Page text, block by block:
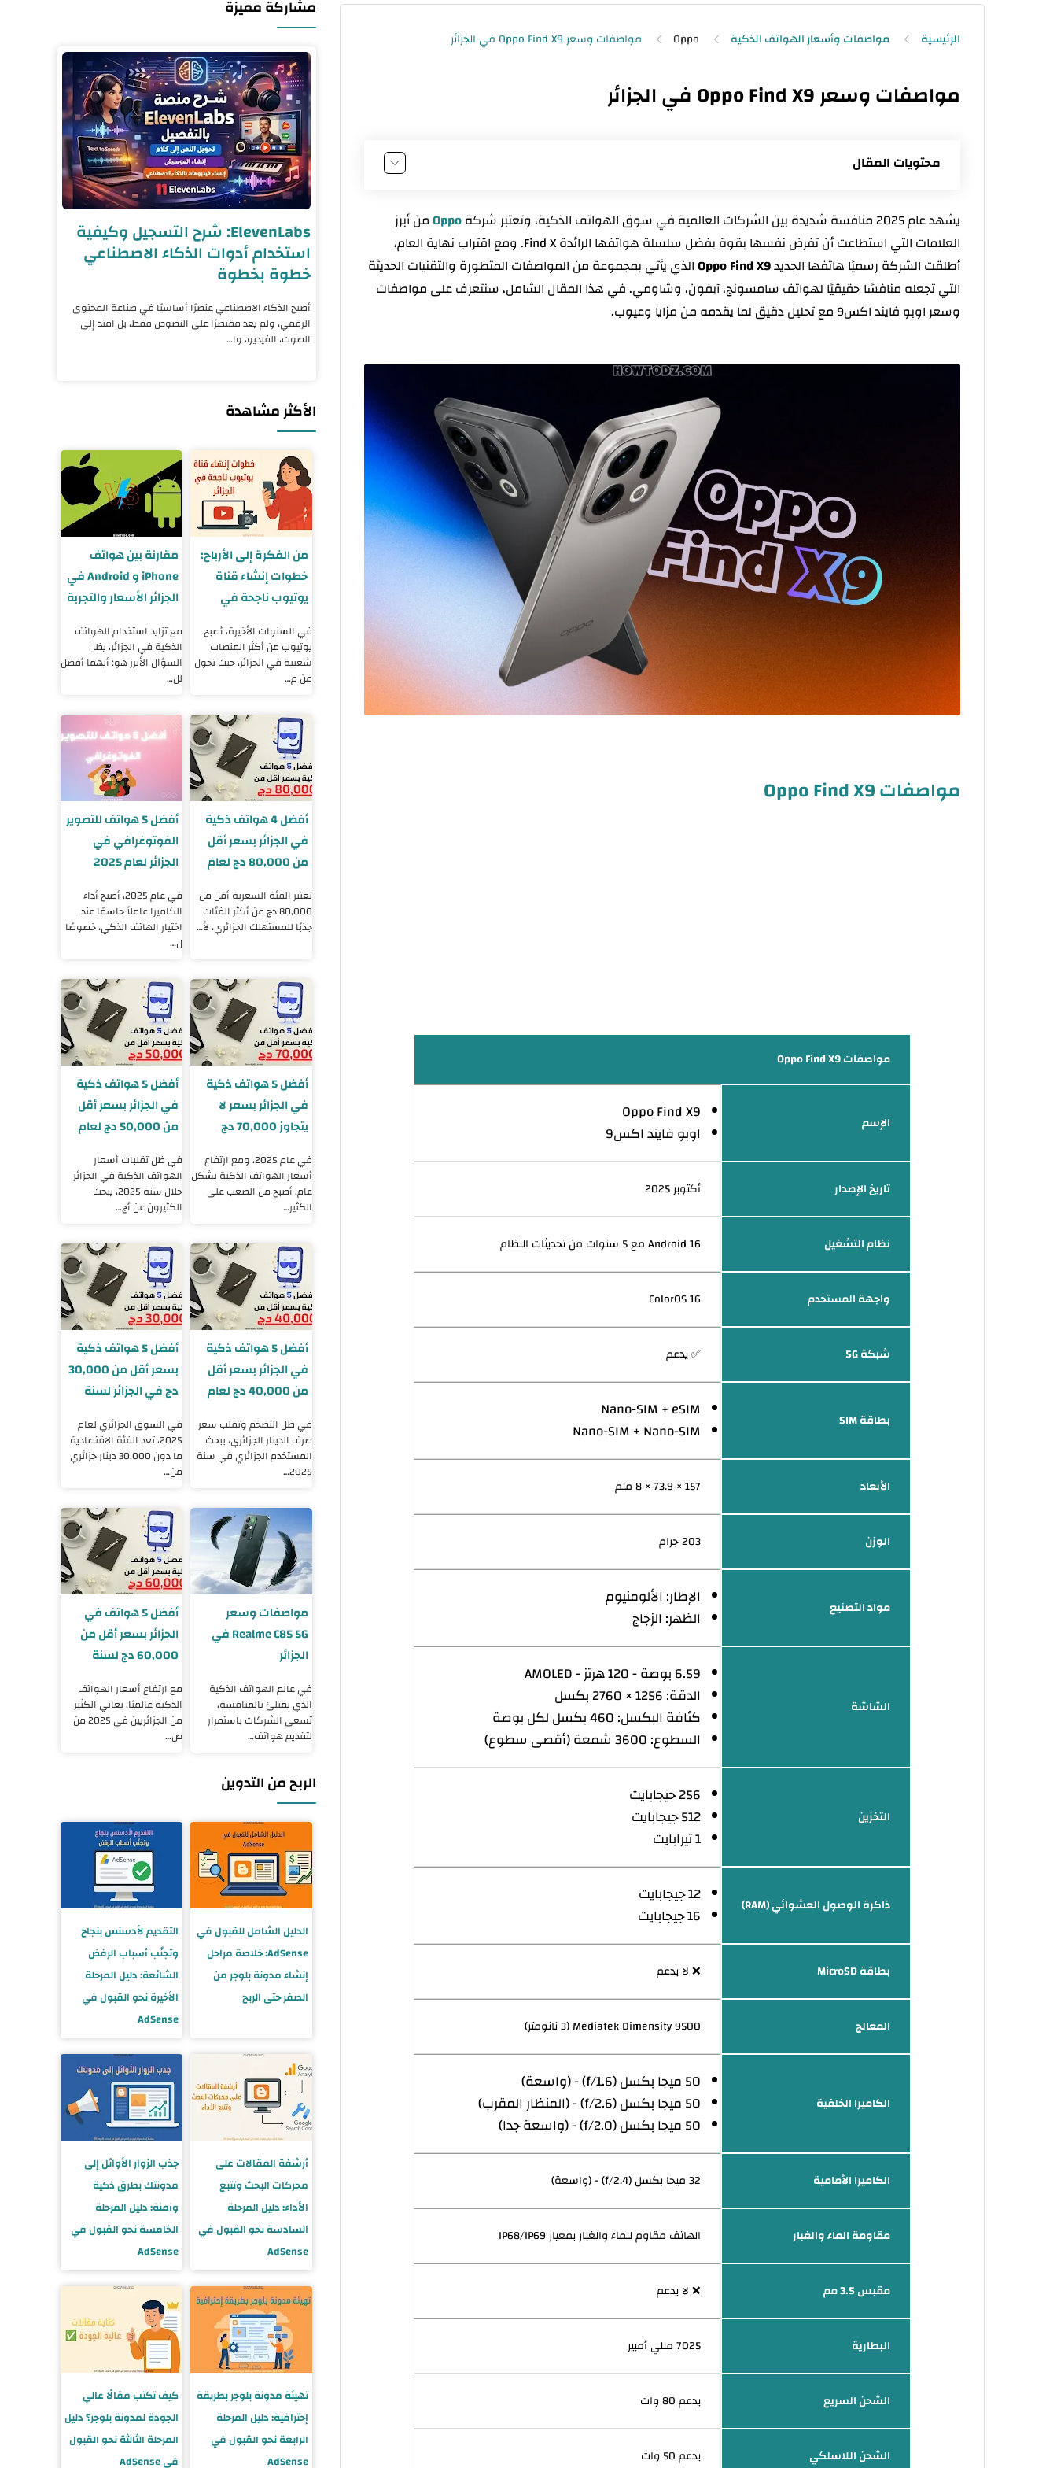
الرئيسية مواصفات وأسعار الهواتف الذكية Oppo
مواصفات وسعر Oppo Find X9 في الجزائر
محتويات المقال
تصميم الهاتف وجودة التصنيع
الشاشة والأداء البصري
الأداء والمعالج
البطارية وسرعة الشحن
يشهد عام 2025 منافسة شديدة بين الشركات العالمية في سوق الهواتف الذكية، وتعتبر شركة Oppoمن أبرز
العلامات التي استطاعت أن تفرض نفسها بقوة بفضل سلسلة هواتفها الرائدة Find X. ومع اقتراب نهاية العام،
أطلقت الشركة رسميًا هاتفها الجديدOppo Find X9الذي يأتي بمجموعة من المواصفات المتطورة والتقنيات الحديثة
التي تجعله منافسًا حقيقيًا لهواتف سامسونج، آيفون، وشاومي. في هذا المقال الشامل، سنتعرف على مواصفات
وسعر اوبو فايند اكس9 مع تحليل دقيق لما يقدمه من مزايا وعيوب.
مواصفات Oppo Find X9
مواصفات Oppo Find X9
الإسم
Oppo Find X9
اوبو فايند اكس9
تاريخ الإصدار أكتوبر 2025
نظام التشغيل Android 16 مع 5 سنوات من تحديثات النظام
واجهة المستخدم ColorOS 16
شبكة 5G ✅ يدعم
بطاقة SIM
Nano-SIM + eSIM
Nano-SIM + Nano-SIM
الأبعاد 157 × 73.9 × 8 ملم
الوزن 203 جرام
مواد التصنيع
الإطار: الألومنيوم
الظهر: الزجاج
الشاشة
6.59 بوصة - 120 هرتز - AMOLED
الدقة: 1256 × 2760 بكسل
كثافة البكسل: 460 بكسل لكل بوصة
السطوع: 3600 شمعة (أقصى سطوع)
التخزين
256 جيجابايت
512 جيجابايت
1 تيرابايت
ذاكرة الوصول العشوائي (RAM)
12 جيجابايت
16 جيجابايت
بطاقة MicroSD ❌ لا يدعم
المعالج Mediatek Dimensity 9500 (3 نانومتر)
الكاميرا الخلفية
50 ميجا بكسل (f/1.6) - (واسعة)
50 ميجا بكسل (f/2.6) - (المنظار المقرب)
50 ميجا بكسل (f/2.0) - (واسعة جدا)
الكاميرا الأمامية 32 ميجا بكسل (f/2.4) - (واسعة)
مقاومة الماء والغبار الهاتف مقاوم للماء والغبار بمعيار IP68/IP69
مقبس 3.5 مم ❌ لا يدعم
البطارية 7025 مللي أمبير
الشحن السريع يدعم 80 وات
الشحن اللاسلكي يدعم 50 وات
مشاركة مميزة
ElevenLabs: شرح التسجيل وكيفية
استخدام أدوات الذكاء الاصطناعي
خطوة بخطوة
أصبح الذكاء الاصطناعي عنصرًا أساسيًا في صناعة المحتوى
الرقمي، ولم يعد مقتصرًا على النصوص فقط، بل امتد إلى
الصوت، الفيديو، وا…
الأكثر مشاهدة
من الفكرة إلى الأرباح:
خطوات إنشاء قناة
يوتيوب ناجحة في
في السنوات الأخيرة، أصبح
يوتيوب من أكثر المنصات
شعبية في الجزائر، حيث تحول
من م…
مقارنة بين هواتف
iPhone و Android في
الجزائر الأسعار والتجربة
مع تزايد استخدام الهواتف
الذكية في الجزائر، يظل
السؤال الأبرز هو: أيهما أفضل
لل…
أفضل 4 هواتف ذكية
في الجزائر بسعر أقل
من 80,000 دج لعام
تعتبر الفئة السعرية أقل من
80,000 دج من أكثر الفئات
جذبًا للمستهلك الجزائري، لأ…
أفضل 5 هواتف للتصوير
الفوتوغرافي في
الجزائر لعام 2025
في عام 2025، أصبح أداء
الكاميرا عاملاً حاسمًا عند
اختيار الهاتف الذكي، خصوصًا
ل…
أفضل 5 هواتف ذكية
في الجزائر بسعر لا
يتجاوز 70,000 دج
في عام 2025، ومع ارتفاع
أسعار الهواتف الذكية بشكل
عام، أصبح من الصعب على
الكثير…
أفضل 5 هواتف ذكية
في الجزائر بسعر أقل
من 50,000 دج لعام
في ظل تقلبات أسعار
الهواتف الذكية في الجزائر
خلال سنة 2025، يبحث
الكثيرون عن أج…
أفضل 5 هواتف ذكية
في الجزائر بسعر أقل
من 40,000 دج لعام
في ظل التضخم وتقلب سعر
صرف الدينار الجزائري، يبحث
المستخدم الجزائري في سنة
2025…
أفضل 5 هواتف ذكية
بسعر أقل من 30,000
دج في الجزائر لسنة
في السوق الجزائري لعام
2025، تعد الفئة الاقتصادية
ما دون 30,000 دينار جزائري
من…
مواصفات وسعر
Realme C85 5G في
الجزائر
في عالم الهواتف الذكية
الذي يمتلئ بالمنافسة،
تسعى الشركات باستمرار
لتقديم هواتف…
أفضل 5 هواتف في
الجزائر بسعر أقل من
60,000 دج لسنة
مع ارتفاع أسعار الهواتف
الذكية عالميًا، يعاني الكثير
من الجزائريين في 2025 من
ص…
الربح من التدوين
الدليل الشامل للقبول في
AdSense: خلاصة مراحل
إنشاء مدونة بلوجر من
الصفر حتى الربح
التقديم لأدسنس بنجاح
وتجنّب أسباب الرفض
الشائعة: دليل المرحلة
الأخيرة نحو القبول في
AdSense
أرشفة المقالات على
محركات البحث وتتبع
الأداء: دليل المرحلة
السادسة نحو القبول في
AdSense
جذب الزوار الأوائل إلى
مدونتك بطرق ذكية
وآمنة: دليل المرحلة
الخامسة نحو القبول في
AdSense
تهيئة مدونة بلوجر بطريقة
إحترافية: دليل المرحلة
الرابعة نحو القبول في
AdSense
كيف تكتب مقالًا عالي
الجودة لمدونة بلوجر؟ دليل
المرحلة الثالثة نحو القبول
في AdSense